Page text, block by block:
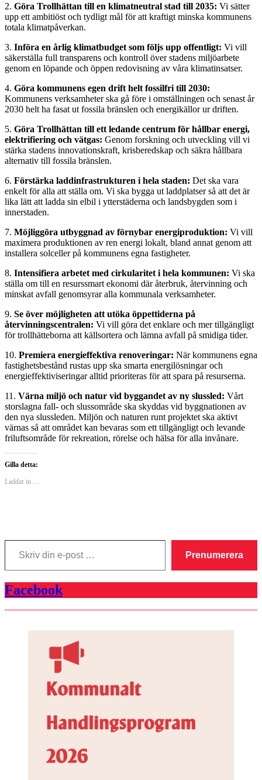
2. Göra Trollhättan till en klimatneutral stad till 2035: Vi sätter
upp ett ambitiöst och tydligt mål för att kraftigt minska kommunens
totala klimatpåverkan.
3. Införa en årlig klimatbudget som följs upp offentligt: Vi vill
säkerställa full transparens och kontroll över stadens miljöarbete
genom en löpande och öppen redovisning av våra klimatinsatser.
4. Göra kommunens egen drift helt fossilfri till 2030:
Kommunens verksamheter ska gå före i omställningen och senast år
2030 helt ha fasat ut fossila bränslen och energikällor ur driften.
5. Göra Trollhättan till ett ledande centrum för hållbar energi,
elektrifiering och vätgas: Genom forskning och utveckling vill vi
stärka stadens innovationskraft, krisberedskap och säkra hållbara
alternativ till fossila bränslen.
6. Förstärka laddinfrastrukturen i hela staden: Det ska vara
enkelt för alla att ställa om. Vi ska bygga ut laddplatser så att det är
lika lätt att ladda sin elbil i ytterstäderna och landsbygden som i
innerstaden.
7. Möjliggöra utbyggnad av förnybar energiproduktion: Vi vill
maximera produktionen av ren energi lokalt, bland annat genom att
installera solceller på kommunens egna fastigheter.
8. Intensifiera arbetet med cirkularitet i hela kommunen: Vi ska
ställa om till en resurssmart ekonomi där återbruk, återvinning och
minskat avfall genomsyrar alla kommunala verksamheter.
9. Se över möjligheten att utöka öppettiderna på
återvinningscentralen: Vi vill göra det enklare och mer tillgängligt
för trollhätteborna att källsortera och lämna avfall på smidiga tider.
10. Premiera energieffektiva renoveringar: När kommunens egna
fastighetsbestånd rustas upp ska smarta energilösningar och
energieffektiviseringar alltid prioriteras för att spara på resurserna.
11. Värna miljö och natur vid byggandet av ny slussled: Vårt
storslagna fall- och slussområde ska skyddas vid byggnationen av
den nya slussleden. Miljön och naturen runt projektet ska aktivt
värnas så att området kan bevaras som ett tillgängligt och levande
friluftsområde för rekreation, rörelse och hälsa för alla invånare.
Gilla detta:
Laddar in …
…
Prenumerera
Facebook